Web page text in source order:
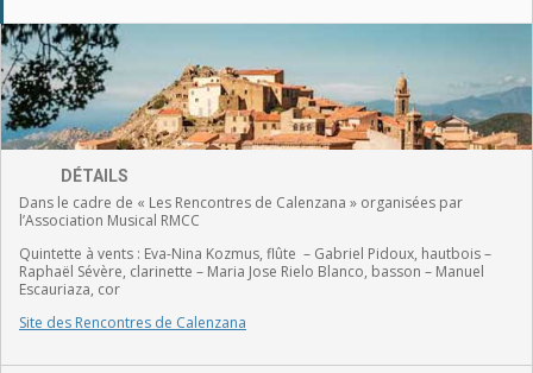
DÉTAILS
Dans le cadre de « Les Rencontres de Calenzana » organisées par
l’Association Musical RMCC
Quintette à vents : Eva-Nina Kozmus, flûte – Gabriel Pidoux, hautbois –
Raphaël Sévère, clarinette – Maria Jose Rielo Blanco, basson – Manuel
Escauriaza, cor
Site des Rencontres de Calenzana